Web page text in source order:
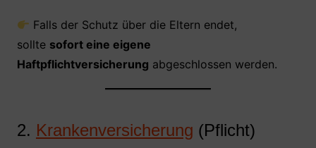
Falls der Schutz über die Eltern endet,
sollte sofort eine eigene
Haftpflichtversicherung abgeschlossen werden.
2. Krankenversicherung (Pflicht)